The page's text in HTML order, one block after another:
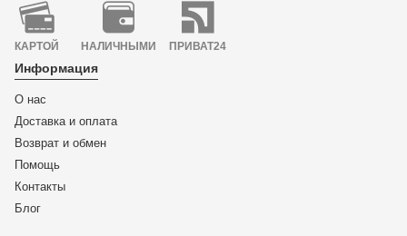
КАРТОЙ НАЛИЧНЫМИ ПРИВАТ24
Информация
О нас
Доставка и оплата
Возврат и обмен
Помощь
Контакты
Блог